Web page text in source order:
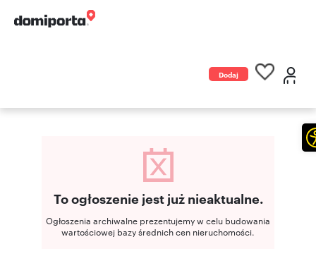
Dodaj
To ogłoszenie jest już nieaktualne.
Ogłoszenia archiwalne prezentujemy w celu budowania
wartościowej bazy średnich cen nieruchomości.